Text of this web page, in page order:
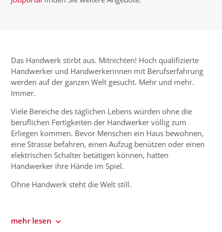
Das Handwerk stirbt aus. Mitnichten! Hoch qualifizierte
Handwerker und Handwerkerinnen mit Berufserfahrung
werden auf der ganzen Welt gesucht. Mehr und mehr.
Immer.
Viele Bereiche des täglichen Lebens würden ohne die
beruflichen Fertigkeiten der Handwerker völlig zum
Erliegen kommen. Bevor Menschen ein Haus bewohnen,
eine Strasse befahren, einen Aufzug benützen oder einen
elektrischen Schalter betätigen können, hatten
Handwerker ihre Hände im Spiel.
Ohne Handwerk steht die Welt still.
mehr lesen